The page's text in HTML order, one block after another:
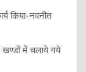
किया-नवनीत
खण्डों में चलाये गये